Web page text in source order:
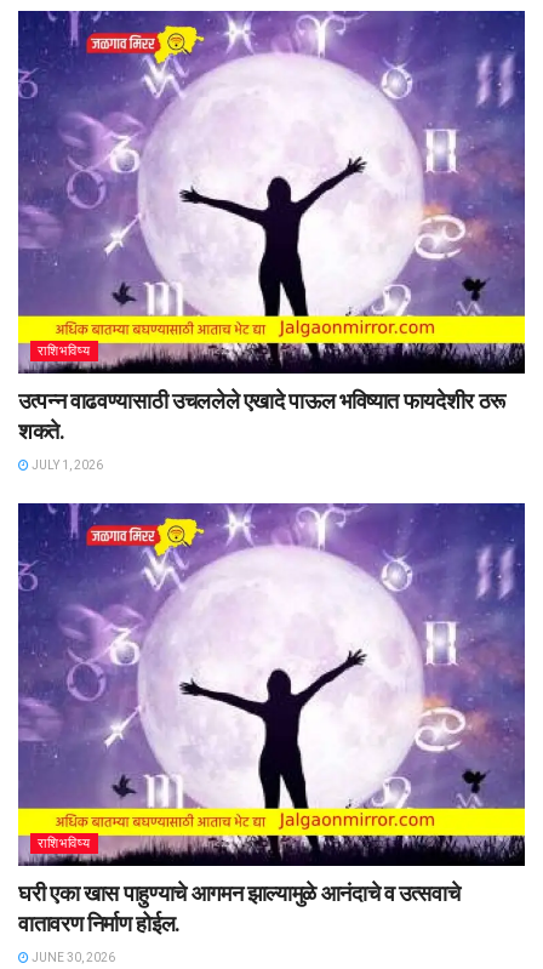
राशिभविष्य
उत्पन्न वाढवण्यासाठी उचललेले एखादे पाऊल भविष्यात फायदेशीर ठरू
शकते.
JULY 1, 2026
राशिभविष्य
घरी एका खास पाहुण्याचे आगमन झाल्यामुळे आनंदाचे व उत्सवाचे
वातावरण निर्माण होईल.
JUNE 30, 2026